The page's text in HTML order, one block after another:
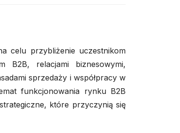
celu przybliżenie uczestnikom
B2B, relacjami biznesowymi,
sprzedaży i współpracy w
funkcjonowania rynku B2B
które przyczynią się